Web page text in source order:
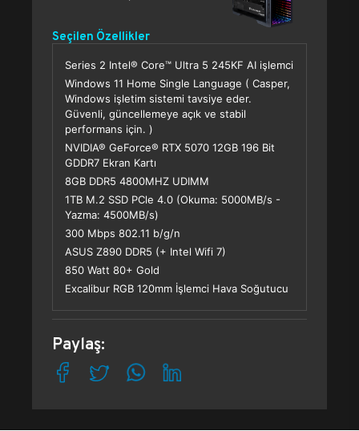
Seçilen Özellikler
Series 2 Intel® Core™ Ultra 5 245KF AI işlemci
Windows 11 Home Single Language ( Casper,
Windows işletim sistemi tavsiye eder.
Güvenli, güncellemeye açık ve stabil
performans için. )
NVIDIA® GeForce® RTX 5070 12GB 196 Bit
GDDR7 Ekran Kartı
8GB DDR5 4800MHZ UDIMM
1TB M.2 SSD PCle 4.0 (Okuma: 5000MB/s -
Yazma: 4500MB/s)
300 Mbps 802.11 b/g/n
ASUS Z890 DDR5 (+ Intel Wifi 7)
850 Watt 80+ Gold
Excalibur RGB 120mm İşlemci Hava Soğutucu
Paylaş: